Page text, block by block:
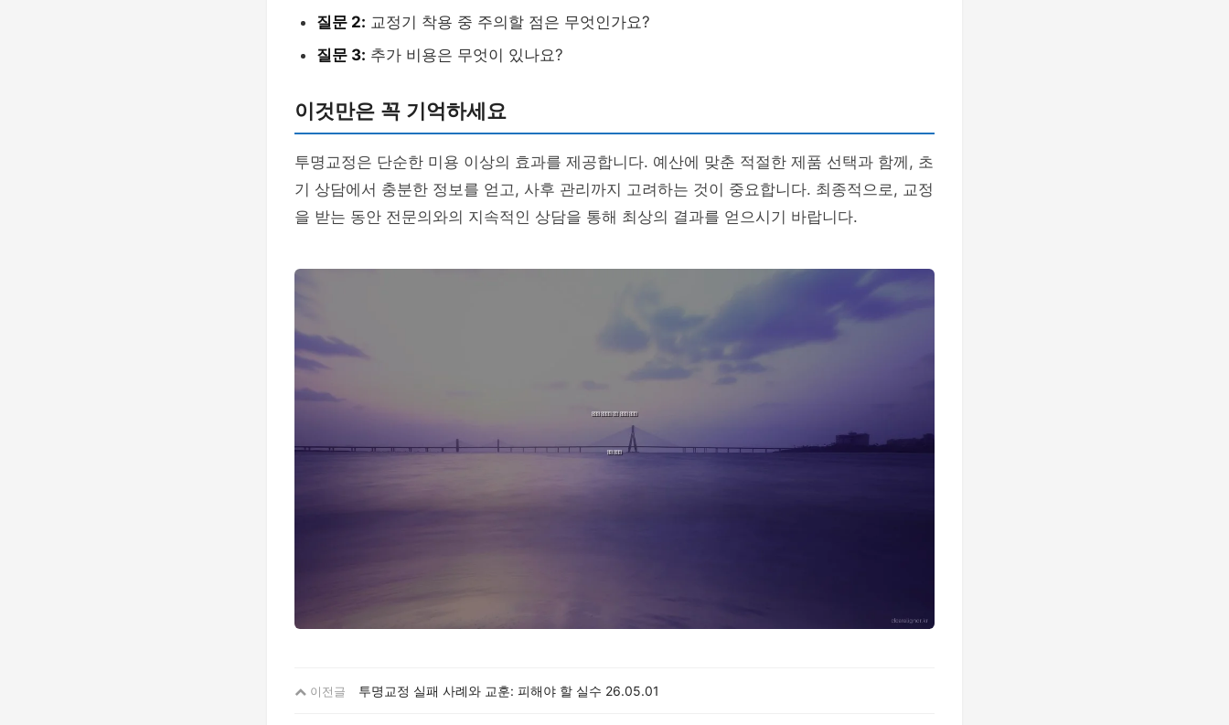
질문 2: 교정기 착용 중 주의할 점은 무엇인가요?
질문 3: 추가 비용은 무엇이 있나요?
이것만은 꼭 기억하세요
투명교정은 단순한 미용 이상의 효과를 제공합니다. 예산에 맞춘 적절한 제품 선택과 함께, 초
기 상담에서 충분한 정보를 얻고, 사후 관리까지 고려하는 것이 중요합니다. 최종적으로, 교정
을 받는 동안 전문의와의 지속적인 상담을 통해 최상의 결과를 얻으시기 바랍니다.
이전글 투명교정 실패 사례와 교훈: 피해야 할 실수 26.05.01